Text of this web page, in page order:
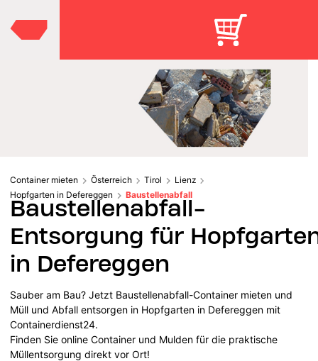
Container mieten Österreich Tirol
Lienz
Hopfgarten in Defereggen
Baustellenabfall
Baustellenabfall-
Entsorgung für
in Defereggen
Sauber am Bau? Jetzt Baustellenabfall-Container mieten und
Müll und Abfall entsorgen in Hopfgarten in Defereggen mit
Containerdienst24.
Finden Sie online Container und Mulden für die praktische
Müllentsorgung direkt vor Ort!